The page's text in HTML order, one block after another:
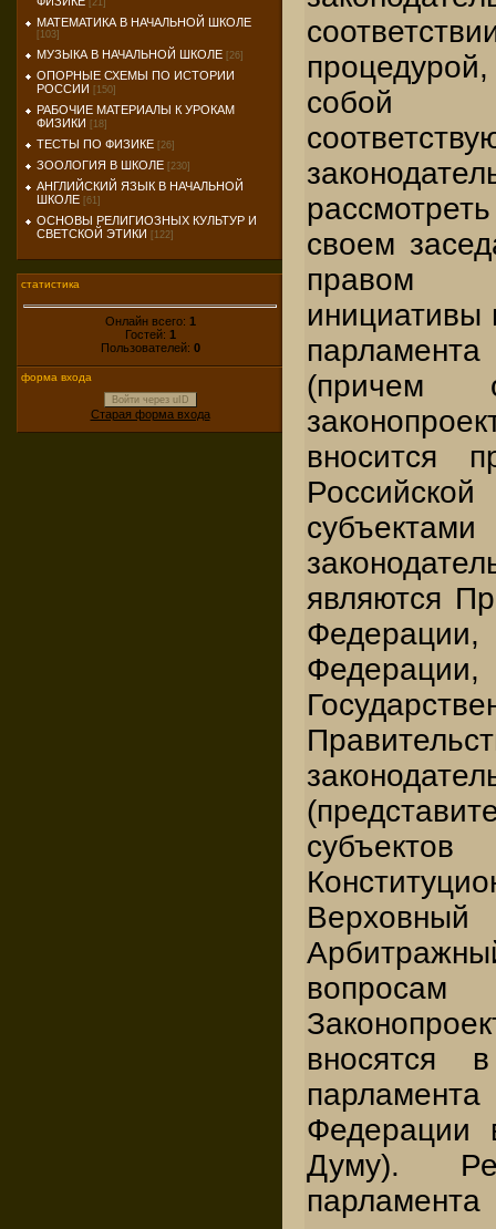
[21]
МАТЕМАТИКА В НАЧАЛЬНОЙ ШКОЛЕ
[103]
МУЗЫКА В НАЧАЛЬНОЙ ШКОЛЕ [26]
ОПОРНЫЕ СХЕМЫ ПО ИСТОРИИ
РОССИИ [150]
РАБОЧИЕ МАТЕРИАЛЫ К УРОКАМ
ФИЗИКИ [18]
ТЕСТЫ ПО ФИЗИКЕ [26]
ЗООЛОГИЯ В ШКОЛЕ [230]
АНГЛИЙСКИЙ ЯЗЫК В НАЧАЛЬНОЙ
ШКОЛЕ [61]
ОСНОВЫ РЕЛИГИОЗНЫХ КУЛЬТУР И
СВЕТСКОЙ ЭТИКИ [122]
статистика
Онлайн всего: 1
Гостей: 1
Пользователей: 0
форма входа
Войти через uID
Старая форма входа
собой
своем
правом
инициативы
(причем
вносится
являются
вносятся
Федерации
Думу).